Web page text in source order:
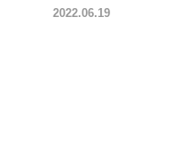
2022.06.19